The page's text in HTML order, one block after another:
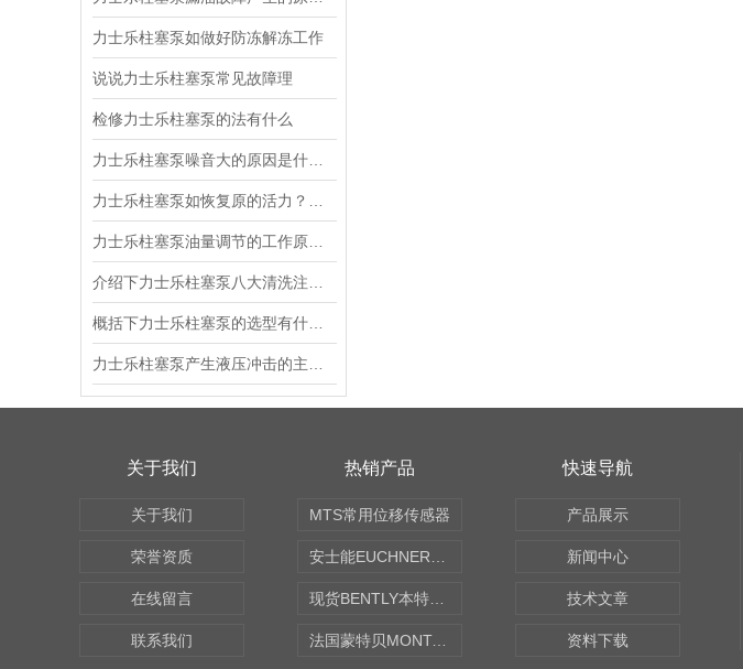
力士乐柱塞泵如做好防冻解冻工作
说说力士乐柱塞泵常见故障理
检修力士乐柱塞泵的法有什么
关于我们
关于我们
荣誉资质
在线留言
联系我们
热销产品
MTS常用位移传感器
法国蒙特贝MONTABERT打壳机凿岩机Z92
快速导航
产品展示
新闻中心
技术文章
资料下载